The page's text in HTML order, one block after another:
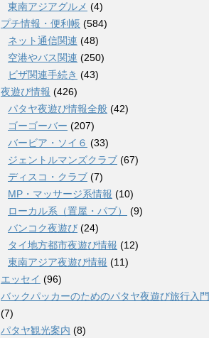
東南アジアグルメ (4)
プチ情報・便利帳 (584)
ネット通信関連 (48)
空港やバス関連 (250)
ビザ関連手続き (43)
夜遊び情報 (426)
パタヤ夜遊び情報全般 (42)
ゴーゴーバー (207)
バービア・ソイ６ (33)
ジェントルマンズクラブ (67)
ディスコ・クラブ (7)
MP・マッサージ系情報 (10)
ローカル系（置屋・パブ）
(9)
バンコク夜遊び (24)
タイ地方都市夜遊び情報 (12)
東南アジア夜遊び情報 (11)
エッセイ (96)
バックパッカーのためのパタヤ夜遊び旅行入門
(7)
パタヤ観光案内 (8)